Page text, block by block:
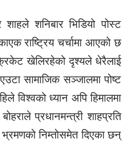
शाहले शनिबार भिडियो पोस्ट
राष्ट्रिय चर्चामा आएको छ
खेलिरहेको दृश्यले धेरैलाई
सामाजिक सञ्जालमा पोष्ट
विश्वको ध्यान अपि हिमालमा
प्रधानमन्त्री शाहप्रति
निम्तोसमेत दिएका छन्